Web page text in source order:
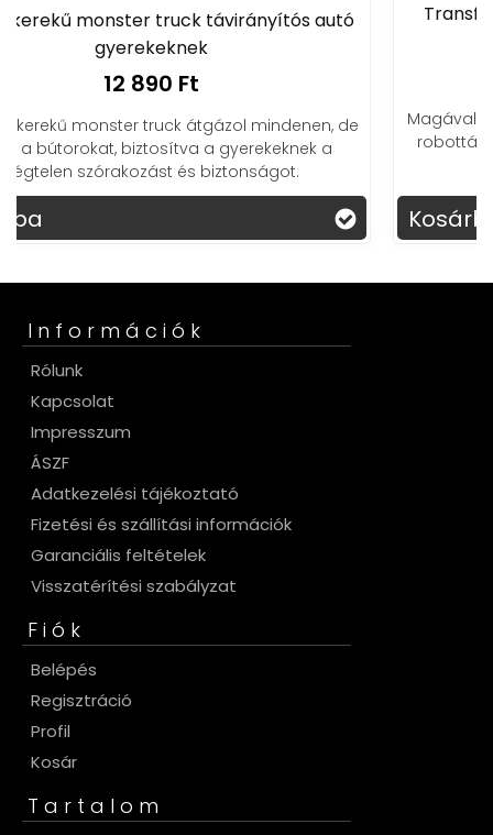
autó
de
a
Transformers 2 az 1-ben távirányítós
Magával ragadó játékélmény egy
robottá alakítható távirányítós autó, ami
kisfiú álmát valóra váltja.
Információk
Rólunk
Kapcsolat
Impresszum
ÁSZF
Adatkezelési tájékoztató
Fizetési és szállítási információk
Garanciális feltételek
Visszatérítési szabályzat
Fiók
Belépés
Regisztráció
Profil
Kosár
Tartalom